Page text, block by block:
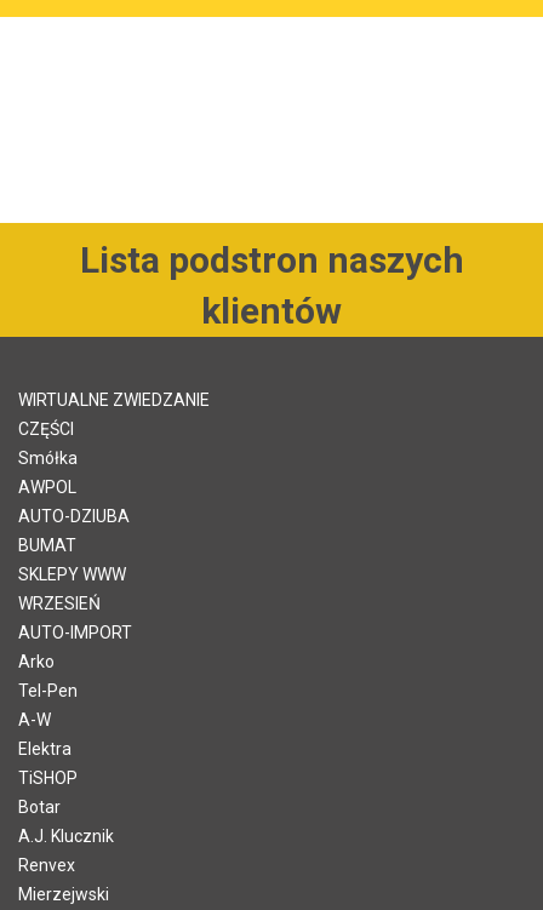
Lista podstron naszych
klientów
WIRTUALNE ZWIEDZANIE
CZĘŚCI
Smółka
AWPOL
AUTO-DZIUBA
BUMAT
SKLEPY WWW
WRZESIEŃ
AUTO-IMPORT
Arko
Tel-Pen
A-W
Elektra
TiSHOP
Botar
A.J. Klucznik
Renvex
Mierzejwski